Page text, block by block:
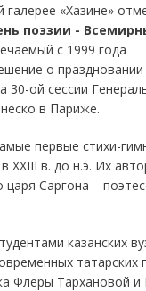
галерее «Хазине»
поэзии -
с 1999 года
о праздновании
30-ой сессии
в Париже.
первые стихи-
XXIII в. до н.э. Их
царя Саргона –
казанских
татарских
Флеры Тархановой